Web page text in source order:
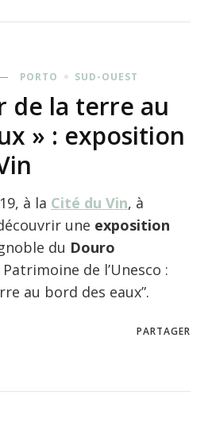
PORTO SUD-OUEST
de la terre au
» : exposition
à la Cité du Vin, à
une exposition
du Douro
de l’Unesco :
au bord des eaux”.
PARTAGER